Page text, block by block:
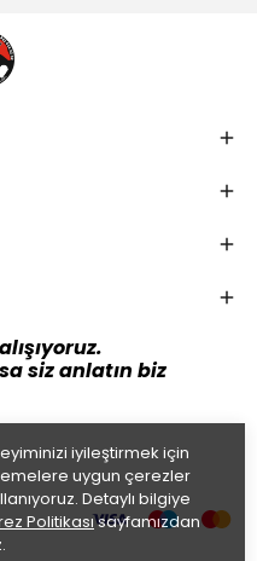
iyileştirmek için
uygun çerezler
Detaylı bilgiye
Politikasısayfamızdan
siz anlatın biz